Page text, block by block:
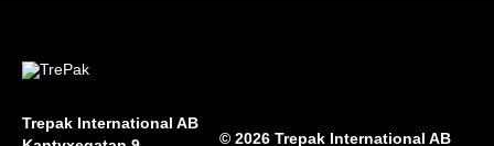
Trepak International AB
© 2026 Trepak International AB